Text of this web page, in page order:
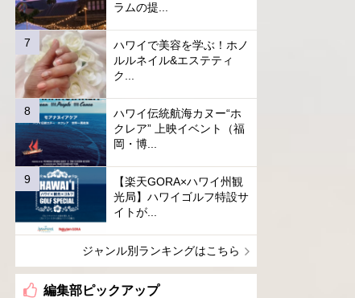
ラムの提...
ハワイで美容を学ぶ！ホノ
ルルネイル&エステティ
ク...
ハワイ伝統航海カヌー“ホ
クレア” 上映イベント（福
岡・博...
【楽天GORA×ハワイ州観
光局】ハワイゴルフ特設サ
イトが...
ジャンル別ランキングはこちら
編集部ピックアップ